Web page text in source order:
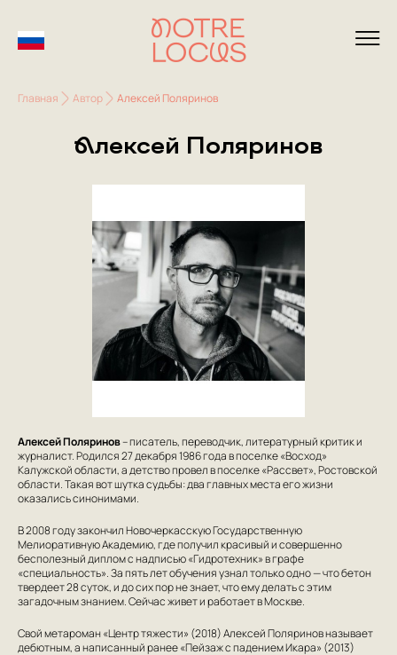
Главная Автор Алексей Поляринов
Алексей Поляринов
Алексей Поляринов– писатель, переводчик, литературный критик и
журналист. Родился 27 декабря 1986 года в поселке «Восход»
Калужской области, а детство провел в поселке «Рассвет», Ростовской
области. Такая вот шутка судьбы: два главных места его жизни
оказались синонимами.
В 2008 году закончил Новочеркасскую Государственную
Мелиоративную Академию, где получил красивый и совершенно
бесполезный диплом с надписью «Гидротехник» в графе
«специальность». За пять лет обучения узнал только одно — что бетон
твердеет 28 суток, и до сих пор не знает, что ему делать с этим
загадочным знанием. Сейчас живет и работает в Москве.
Свой метароман «Центр тяжести» (2018) Алексей Поляринов называет
дебютным, а написанный ранее «Пейзаж с падением Икара» (2013)